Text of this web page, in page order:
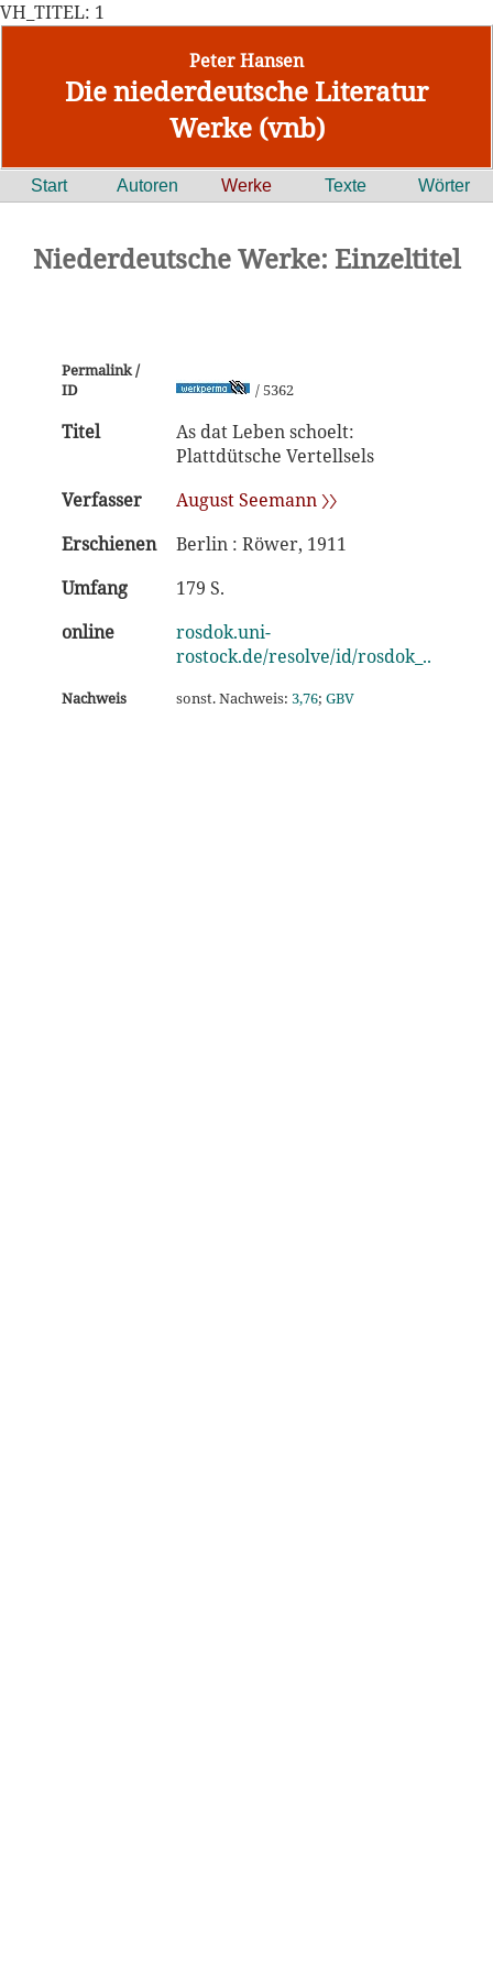
VH_TITEL: 1
Peter Hansen
Die niederdeutsche Literatur
Werke (vnb)
Start Autoren Werke Texte Wörter
Niederdeutsche Werke: Einzeltitel
Permalink /
ID
/ 5362
Titel
As dat Leben schoelt:
Plattdütsche Vertellsels
Verfasser
August Seemann 〉〉
Erschienen
Berlin : Röwer, 1911
Umfang
179 S.
online
rosdok.uni-
rostock.de/resolve/id/rosdok_..
Nachweis sonst. Nachweis: 3,76; GBV